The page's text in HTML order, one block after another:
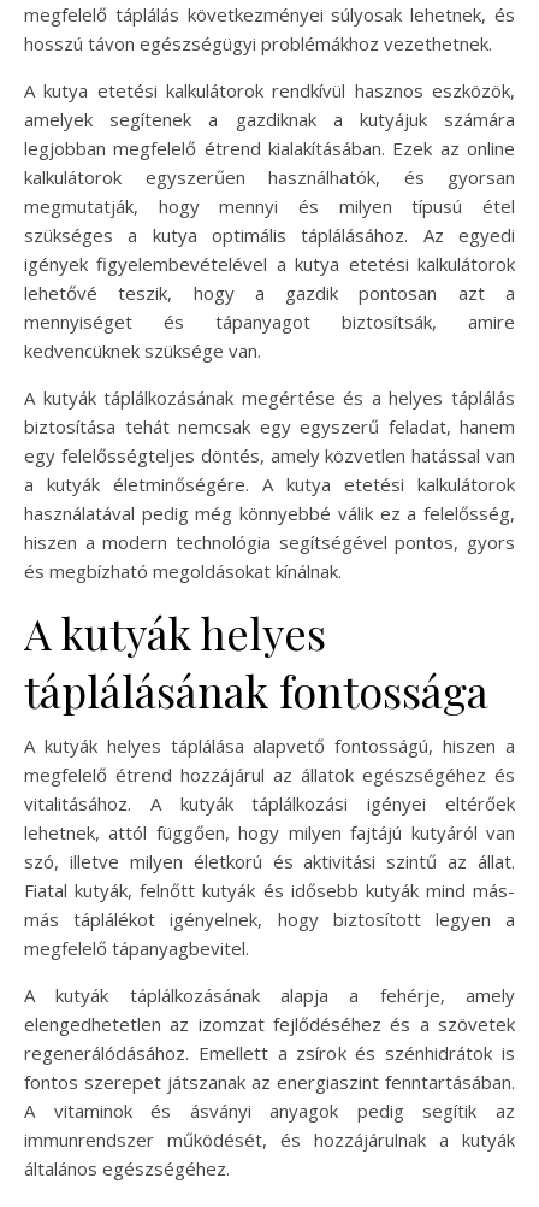
megfelelő táplálás következményei súlyosak lehetnek, és
hosszú távon egészségügyi problémákhoz vezethetnek.
A kutya etetési kalkulátorok rendkívül hasznos eszközök,
amelyek segítenek a gazdiknak a kutyájuk számára
legjobban megfelelő étrend kialakításában. Ezek az online
kalkulátorok egyszerűen használhatók, és gyorsan
megmutatják, hogy mennyi és milyen típusú étel
szükséges a kutya optimális táplálásához. Az egyedi
igények figyelembevételével a kutya etetési kalkulátorok
lehetővé teszik, hogy a gazdik pontosan azt a
mennyiséget és tápanyagot biztosítsák, amire
kedvencüknek szüksége van.
A kutyák táplálkozásának megértése és a helyes táplálás
biztosítása tehát nemcsak egy egyszerű feladat, hanem
egy felelősségteljes döntés, amely közvetlen hatással van
a kutyák életminőségére. A kutya etetési kalkulátorok
használatával pedig még könnyebbé válik ez a felelősség,
hiszen a modern technológia segítségével pontos, gyors
és megbízható megoldásokat kínálnak.
A kutyák helyes
táplálásának fontossága
A kutyák helyes táplálása alapvető fontosságú, hiszen a
megfelelő étrend hozzájárul az állatok egészségéhez és
vitalitásához. A kutyák táplálkozási igényei eltérőek
lehetnek, attól függően, hogy milyen fajtájú kutyáról van
szó, illetve milyen életkorú és aktivitási szintű az állat.
Fiatal kutyák, felnőtt kutyák és idősebb kutyák mind más-
más táplálékot igényelnek, hogy biztosított legyen a
megfelelő tápanyagbevitel.
A kutyák táplálkozásának alapja a fehérje, amely
elengedhetetlen az izomzat fejlődéséhez és a szövetek
regenerálódásához. Emellett a zsírok és szénhidrátok is
fontos szerepet játszanak az energiaszint fenntartásában.
A vitaminok és ásványi anyagok pedig segítik az
immunrendszer működését, és hozzájárulnak a kutyák
általános egészségéhez.